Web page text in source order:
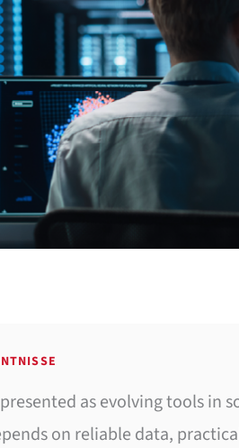
as evolving tools in
on reliable data,